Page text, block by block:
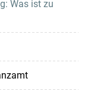
Was ist zu